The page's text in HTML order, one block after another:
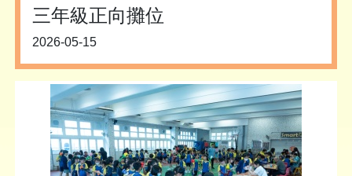
三年級正向攤位
2026-05-15